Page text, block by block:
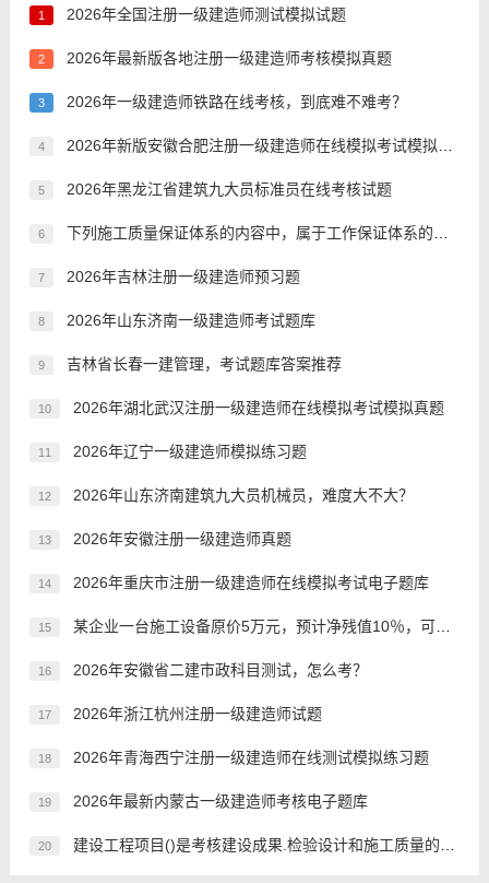
1 2026年全国注册一级建造师测试模拟试题
2 2026年最新版各地注册一级建造师考核模拟真题
3 2026年一级建造师铁路在线考核，到底难不难考？
4 2026年新版安徽合肥注册一级建造师在线模拟考试模拟习题
5 2026年黑龙江省建筑九大员标准员在线考核试题
6 下列施工质量保证体系的内容中，属于工作保证体系的是()。
7 2026年吉林注册一级建造师预习题
8 2026年山东济南一级建造师考试题库
9 吉林省长春一建管理，考试题库答案推荐
10 2026年湖北武汉注册一级建造师在线模拟考试模拟真题
11 2026年辽宁一级建造师模拟练习题
12 2026年山东济南建筑九大员机械员，难度大不大？
13 2026年安徽注册一级建造师真题
14 2026年重庆市注册一级建造师在线模拟考试电子题库
15 某企业一台施工设备原价5万元，预计净残值10％，可工作1000个小时。投入使用后，前三年各年的实际工作台班数为:第一年200个小时，第二年150个小时，第三年150个小时。若按工作量法计提折旧，则该施工设备前三年的折旧额合计为()。
16 2026年安徽省二建市政科目测试，怎么考？
17 2026年浙江杭州注册一级建造师试题
18 2026年青海西宁注册一级建造师在线测试模拟练习题
19 2026年最新内蒙古一级建造师考核电子题库
20 建设工程项目()是考核建设成果.检验设计和施工质量的关键步骤，是由投资成果转入生产或使用的标志。